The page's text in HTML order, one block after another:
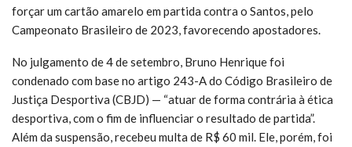
forçar um cartão amarelo em partida contra o Santos, pelo
Campeonato Brasileiro de 2023, favorecendo apostadores.
No julgamento de 4 de setembro, Bruno Henrique foi
condenado com base no artigo 243-A do Código Brasileiro de
Justiça Desportiva (CBJD) — “atuar de forma contrária à ética
desportiva, com o fim de influenciar o resultado de partida”.
Além da suspensão, recebeu multa de R$ 60 mil. Ele, porém, foi